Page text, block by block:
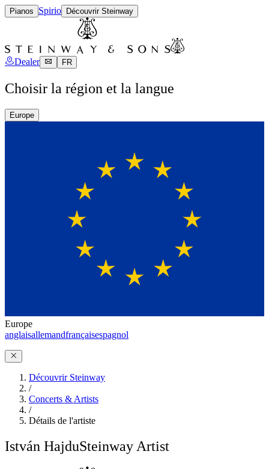
Pianos Spirio Découvrir Steinway
Dealer FR
Choisir la région et la langue
Europe
Europe
anglaisallemandfrançaisespagnol
Découvrir Steinway
/
Concerts & Artists
/
Détails de l'artiste
István HajduSteinway Artist